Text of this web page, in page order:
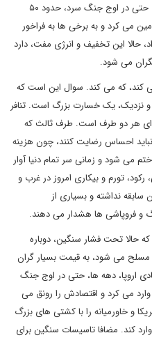
بزرگ انرژی در مقیاس روسیه، که دهه ها، حتی در اوج جنگ سرد، حدود ۵۰
می کرد و به برخی ها به فراخور
این تخفیف و انرژی مفت، دارد
می شود.
کند، که می کند. سوال این است که
نزدیک، یک خسارت بزرگ است. تنافر
هر دو طرف است. طرف ثالث که
احساس رضایت کنند، چون هزینه
می شود و زمانی سر تمام دنیا آوار
تورم و بیکاری امروز در غرب و
سابقه نداشته و بسیاری از
و فروپاشی ها هشدار می دهند.
حالا تحت فشار سنگین، دوباره
مسلح می شود، به قیمت بسیار گران
اروپا، دهه ها، حتی در اوج جنگ
می کرد و اقتصادش را رونق می
و خاورمیانه را با کشتی های بزرگ
کند. مضافا تاسیسات سنگین برای